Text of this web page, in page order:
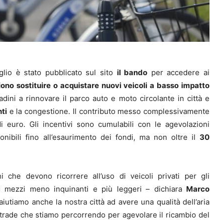
è stato pubblicato sul sito il bando per accedere ai
sostituire o acquistare nuovi veicoli a basso impatto
a rinnovare il parco auto e moto circolante in città e
e la congestione. Il contributo messo complessivamente
Gli incentivi sono cumulabili con le agevolazioni
fino all’esaurimento dei fondi, ma non oltre il 30
che devono ricorrere all’uso di veicoli privati per gli
mezzi meno inquinanti e più leggeri – dichiara Marco
anche la nostra città ad avere una qualità dell’aria
che stiamo percorrendo per agevolare il ricambio del